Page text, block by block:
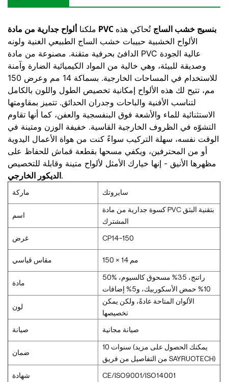
ملكنا ألواح جدارية من مادة PVC بنسيج خشب الساج تُحاكي هذه
الألواح الخشبية حبيبات خشب الساج الطبيعي الغنية ولونه
الدافئ بحرفية متقنة. مصنوعة من مادة PVC عالية الجودة
وصديقة للبيئة، وهي خالية من المواد الكيميائية الضارة وآمنة
للاستخدام في المساحات الخارجية. بسماكة 14 مم وعرض 150
مم، تتيح لك هذه الألواح إمكانية تخصيص الطول واللون بالكامل
لتناسب الأفنية والباحات وجدران الحدائق. تتميز بمقاومتها
الاستثنائية للماء والأشعة فوق البنفسجية والعفن، كما أنها تقاوم
التشوّه في الظروف الخارجية القاسية. خفيفة الوزن ومتينة في
الوقت نفسه، سهلة التركيب سواءً كنت من هواة الأعمال اليدوية
أو من المحترفين، ويكفي مسحها بقطعة قماش للحفاظ على
مظهرها الأنيق - إنها خيارك الأمثل لألواح متينة وقابلة للتخصيص
الديكور الخارجي.
ماركة سايروتك
اسم
كسوة جدارية من مادة PVC بتقنية البثق
المشترك
غرض CP14-150
مقاس قياسي 150 × 14 مم
مادة
50% راتنج، 35% مسحوق كالسيوم،
10% حمض الأسكوربيك، و5% إضافات
لون
الألوان المتاحة عادةً، ولكن يمكن
تخصيصها
صيانة صيانة مجانية
ضمان
10 سنوات (يمكنك الحصول على مزيد
من التفاصيل من فريق SAYRUOTECH)
شهادة CE/ISO9001/ISO14001